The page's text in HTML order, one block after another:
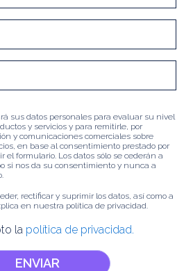
sus datos personales para evaluar su nivel
y servicios y para remitirle, por
y comunicaciones comerciales sobre
en base al consentimiento prestado por
el formulario. Los datos sólo se cederán a
si nos da su consentimiento y nunca a
rectificar y suprimir los datos, así como a
en nuestra política de privacidad.
la política de privacidad.
ENVIAR